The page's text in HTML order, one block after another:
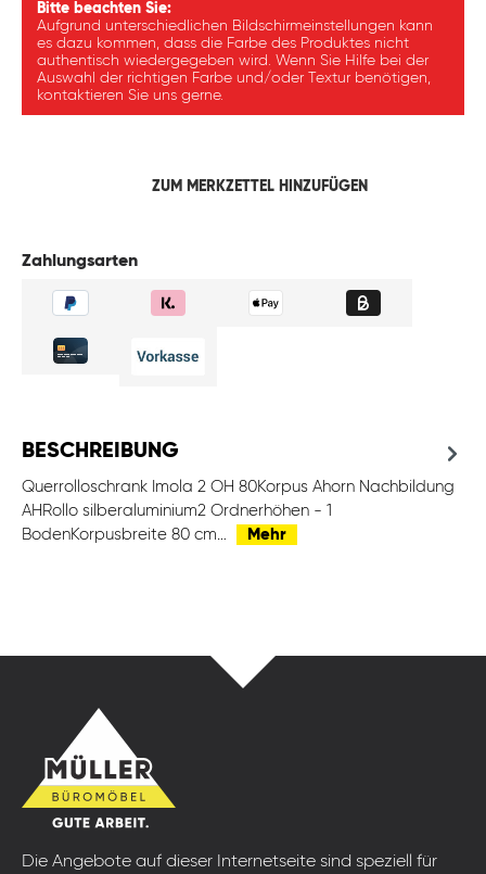
Bitte beachten Sie:
Aufgrund unterschiedlichen Bildschirmeinstellungen kann
es dazu kommen, dass die Farbe des Produktes nicht
authentisch wiedergegeben wird. Wenn Sie Hilfe bei der
Auswahl der richtigen Farbe und/oder Textur benötigen,
kontaktieren Sie uns gerne.
ZUM MERKZETTEL HINZUFÜGEN
Zahlungsarten
BESCHREIBUNG
Querrolloschrank Imola 2 OH 80Korpus Ahorn Nachbildung
AHRollo silberaluminium2 Ordnerhöhen - 1
BodenKorpusbreite 80 cm…
Mehr
Die Angebote auf dieser Internetseite sind speziell für